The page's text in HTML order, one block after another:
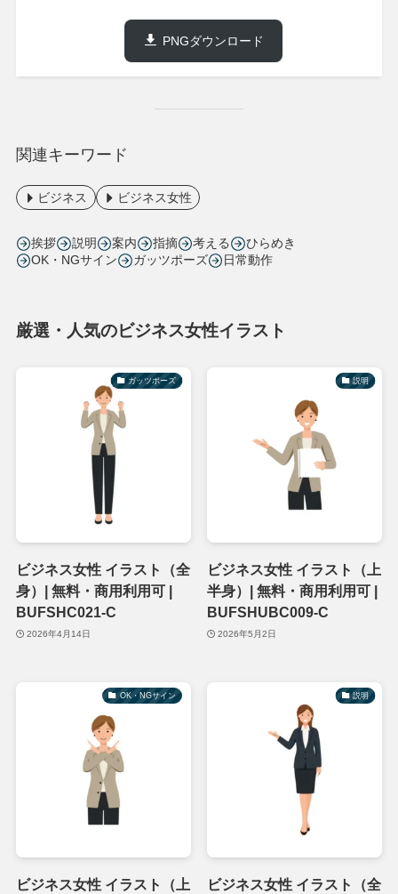
PNGダウンロード
関連キーワード
ビジネス ビジネス女性
挨拶 説明 案内 指摘 考える
ひらめき
OK・NGサイン
ガッツポーズ 日常動作
厳選・人気のビジネス女性イラスト
ガッツポーズ
ビジネス女性 イラスト（全
身）| 無料・商用利用可 |
BUFSHC021-C
2026年4月14日
説明
ビジネス女性 イラスト（上
半身）| 無料・商用利用可 |
BUFSHUBC009-C
2026年5月2日
OK・NGサイン
ビジネス女性 イラスト（上
説明
ビジネス女性 イラスト（全